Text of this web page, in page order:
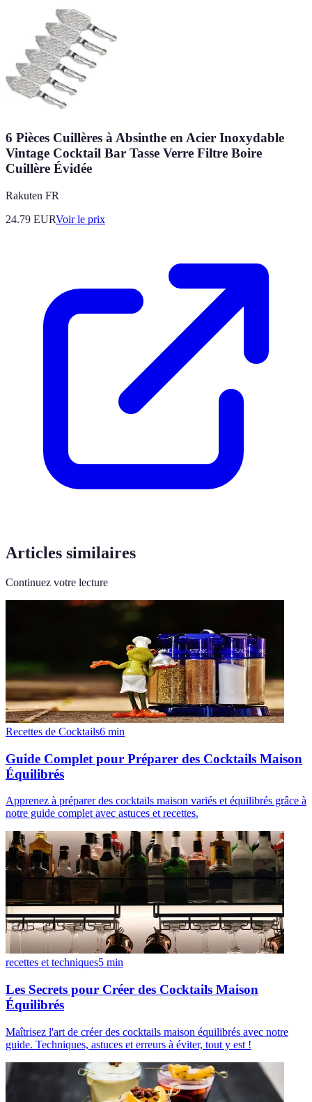
6 Pièces Cuillères à Absinthe en Acier Inoxydable
Vintage Cocktail Bar Tasse Verre Filtre Boire
Cuillère Évidée
Rakuten FR
24.79 EURVoir le prix
Articles similaires
Continuez votre lecture
Recettes de Cocktails6 min
Guide Complet pour Préparer des Cocktails Maison
Équilibrés
Apprenez à préparer des cocktails maison variés et équilibrés grâce à
notre guide complet avec astuces et recettes.
recettes et techniques5 min
Les Secrets pour Créer des Cocktails Maison
Équilibrés
Maîtrisez l'art de créer des cocktails maison équilibrés avec notre
guide. Techniques, astuces et erreurs à éviter, tout y est !